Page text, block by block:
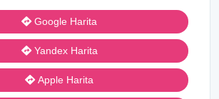
Google Harita
Yandex Harita
Apple Harita